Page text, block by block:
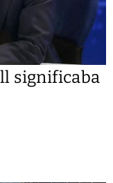
significaba